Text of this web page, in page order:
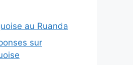
au Ruanda
sur